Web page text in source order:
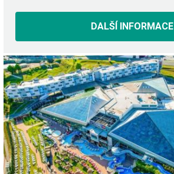
DALŠÍ INFORMACE